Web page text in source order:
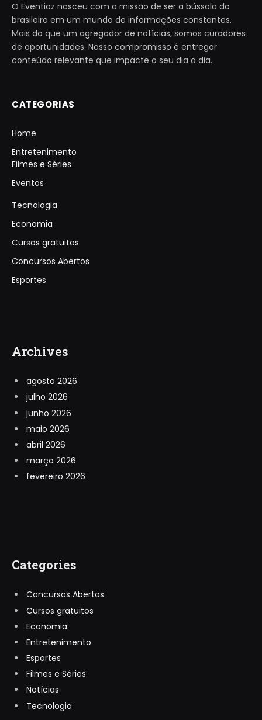
O Eventioz nasceu com a missão de ser a bússola do
brasileiro em um mundo de informações constantes.
Mais do que um agregador de notícias, somos curadores
de oportunidades. Nosso compromisso é entregar
conteúdo relevante que impacte o seu dia a dia.
CATEGORIAS
Home
Entretenimento
Filmes e Séries
Eventos
Tecnologia
Economia
Cursos gratuitos
Concursos Abertos
Esportes
Archives
agosto 2026
julho 2026
junho 2026
maio 2026
abril 2026
março 2026
fevereiro 2026
Categories
Concursos Abertos
Cursos gratuitos
Economia
Entretenimento
Esportes
Filmes e Séries
Notícias
Tecnologia